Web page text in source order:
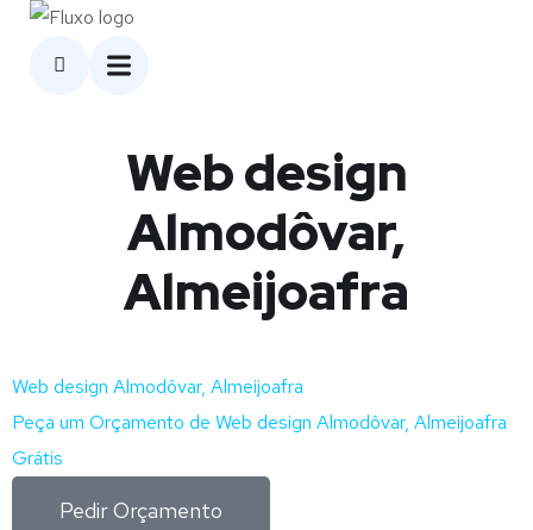
Web design
Almodôvar,
Almeijoafra
Web design Almodôvar, Almeijoafra
Peça um Orçamento de Web design Almodôvar, Almeijoafra
Grátis
Pedir Orçamento